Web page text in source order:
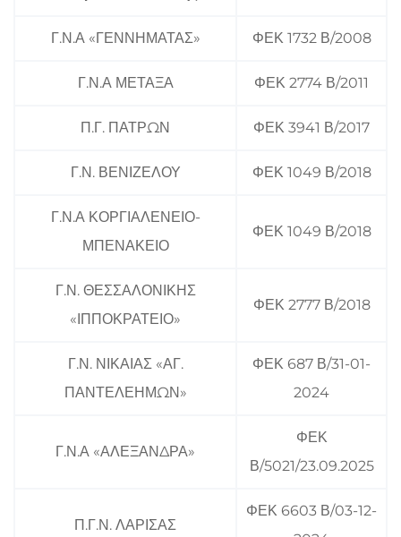
Γ.Ν.Α «ΓΕΝΝΗΜΑΤΑΣ» ΦΕΚ 1732 Β/2008
Γ.Ν.Α ΜΕΤΑΞΑ ΦΕΚ 2774 Β/2011
Π.Γ. ΠΑΤΡΩΝ ΦΕΚ 3941 Β/2017
Γ.Ν. ΒΕΝΙΖΕΛΟΥ ΦΕΚ 1049 Β/2018
Γ.Ν.Α ΚΟΡΓΙΑΛΕΝΕΙΟ-
ΜΠΕΝΑΚΕΙΟ
ΦΕΚ 1049 Β/2018
Γ.Ν. ΘΕΣΣΑΛΟΝΙΚΗΣ
«ΙΠΠΟΚΡΑΤΕΙΟ»
ΦΕΚ 2777 Β/2018
Γ.Ν. ΝΙΚΑΙΑΣ «ΑΓ.
ΠΑΝΤΕΛΕΗΜΩΝ»
ΦΕΚ 687 Β/31-01-
2024
Γ.Ν.Α «ΑΛΕΞΑΝΔΡΑ»
ΦΕΚ
Β/5021/23.09.2025
Π.Γ.Ν. ΛΑΡΙΣΑΣ
ΦΕΚ 6603 Β/03-12-